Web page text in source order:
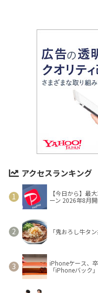
アクセスランキング
【今日から】最
ーン 2026年8月
「鬼おろし牛タ
iPhoneケース、
「iPhoneバック